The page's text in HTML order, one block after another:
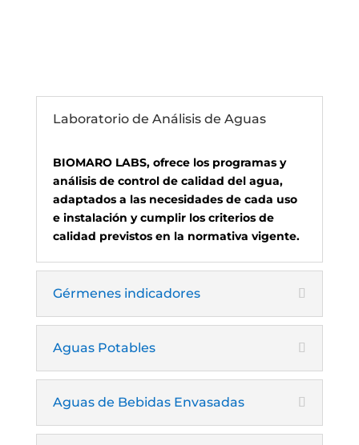
Laboratorio de Análisis de Aguas
BIOMARO LABS, ofrece los programas y
análisis de control de calidad del agua,
adaptados a las necesidades de cada uso
e instalación y cumplir los criterios de
calidad previstos en la normativa vigente.
Gérmenes indicadores
Aguas Potables
Aguas de Bebidas Envasadas